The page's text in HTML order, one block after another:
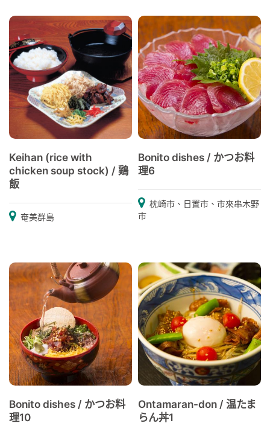
Keihan (rice with
chicken soup stock) / 鶏
飯
奄美群島
Bonito dishes / かつお料
理6
枕崎市、日置市、市來串木野
市
Bonito dishes / かつお料
理10
Ontamaran-don / 温たま
らん丼1